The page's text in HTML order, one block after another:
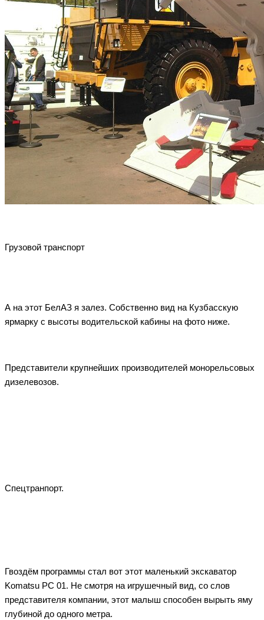
Грузовой транспорт
А на этот БелАЗ я залез. Собственно вид на Кузбасскую
ярмарку с высоты водительской кабины на фото ниже.
Представители крупнейших производителей монорельсовых
дизелевозов.
Спецтранпорт.
Гвоздём программы стал вот этот маленький экскаватор
Komatsu PC 01. Не смотря на игрушечный вид, со слов
представителя компании, этот малыш способен вырыть яму
глубиной до одного метра.